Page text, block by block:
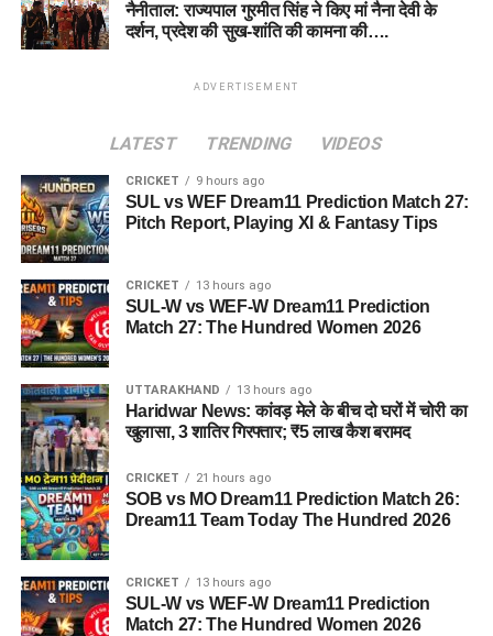
नैनीताल: राज्यपाल गुरमीत सिंह ने किए मां नैना देवी के
दर्शन, प्रदेश की सुख-शांति की कामना की….
ADVERTISEMENT
LATEST TRENDING VIDEOS
CRICKET 9 hours ago
SUL vs WEF Dream11 Prediction Match 27:
Pitch Report, Playing XI & Fantasy Tips
CRICKET 13 hours ago
SUL-W vs WEF-W Dream11 Prediction
Match 27: The Hundred Women 2026
UTTARAKHAND 13 hours ago
Haridwar News: कांवड़ मेले के बीच दो घरों में चोरी का
खुलासा, 3 शातिर गिरफ्तार; ₹5 लाख कैश बरामद
CRICKET 21 hours ago
SOB vs MO Dream11 Prediction Match 26:
Dream11 Team Today The Hundred 2026
CRICKET 13 hours ago
SUL-W vs WEF-W Dream11 Prediction
Match 27: The Hundred Women 2026